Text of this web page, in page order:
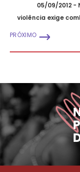
05/09/2012 -
violência exige
PRÓXIMO